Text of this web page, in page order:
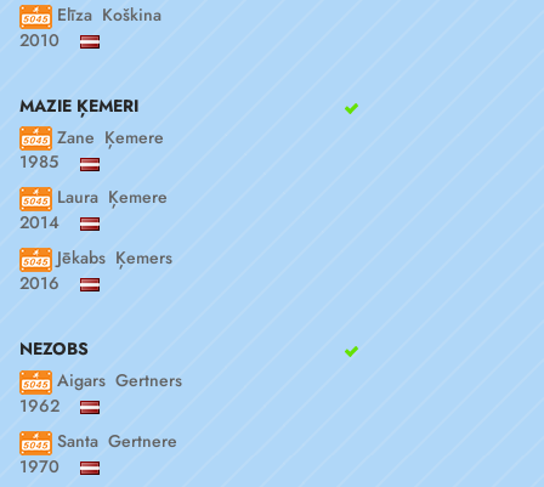
Elīza Koškina
2010
MAZIE ĶEMERI
Zane Ķemere
1985
Laura Ķemere
2014
Jēkabs Ķemers
2016
NEZOBS
Aigars Gertners
1962
Santa Gertnere
1970